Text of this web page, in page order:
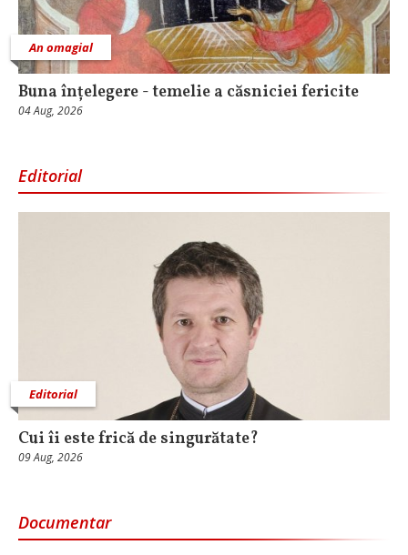
An omagial
Buna înțelegere - temelie a căsniciei fericite
04 Aug, 2026
Editorial
Editorial
Cui îi este frică de singurătate?
09 Aug, 2026
Documentar